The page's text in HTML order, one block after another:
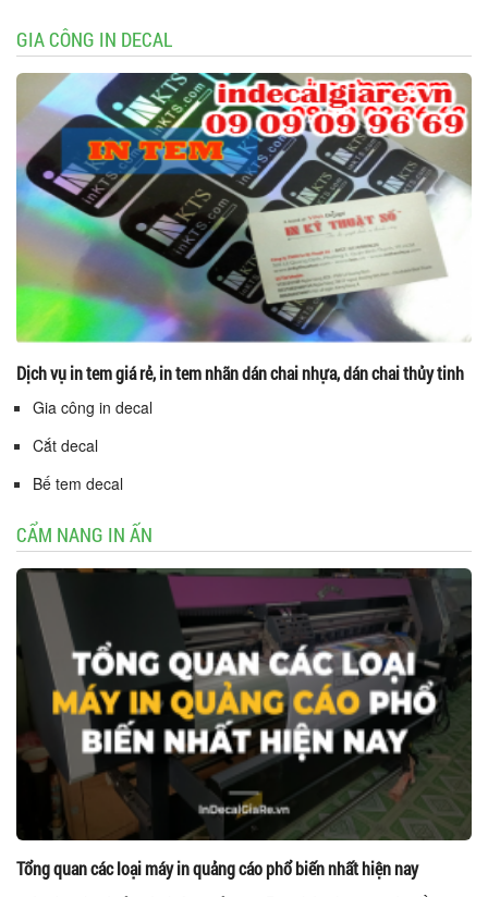
GIA CÔNG IN DECAL
Dịch vụ in tem giá rẻ, in tem nhãn dán chai nhựa, dán chai thủy tinh
Gia công in decal
Cắt decal
Bế tem decal
CẨM NANG IN ẤN
Tổng quan các loại máy in quảng cáo phổ biến nhất hiện nay